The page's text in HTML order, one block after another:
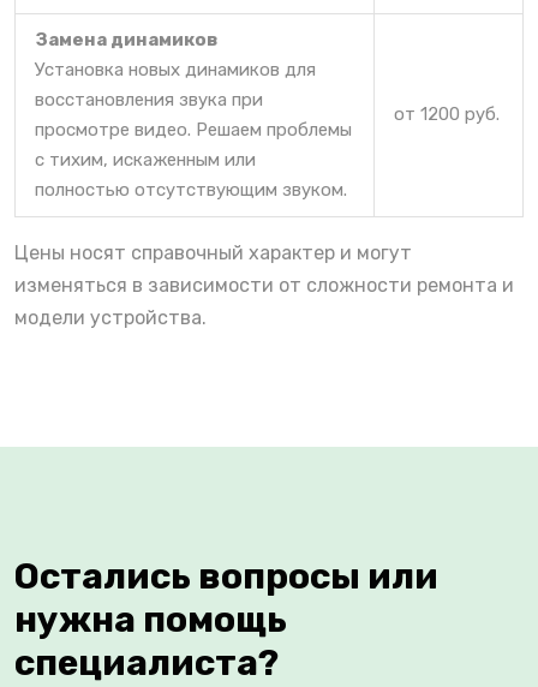
Замена динамиков
Установка новых динамиков для
восстановления звука при
просмотре видео. Решаем проблемы
с тихим, искаженным или
полностью отсутствующим звуком.
от 1200 руб.
Цены носят справочный характер и могут
изменяться в зависимости от сложности ремонта и
модели устройства.
Остались вопросы или
нужна помощь
специалиста?